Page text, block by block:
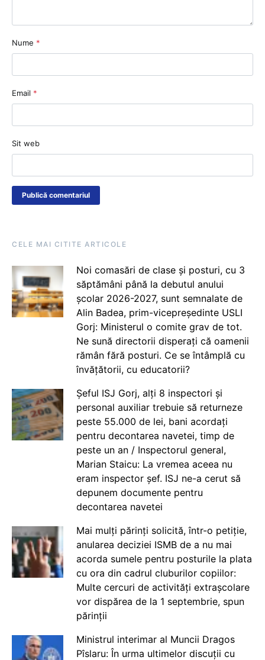
Nume *
Email *
Sit web
CELE MAI CITITE ARTICOLE
Noi comasări de clase și posturi, cu 3
săptămâni până la debutul anului
școlar 2026-2027, sunt semnalate de
Alin Badea, prim-vicepreședinte USLI
Gorj: Ministerul o comite grav de tot.
Ne sună directorii disperați că oamenii
rămân fără posturi. Ce se întâmplă cu
învățătorii, cu educatorii?
Șeful ISJ Gorj, alți 8 inspectori și
personal auxiliar trebuie să returneze
peste 55.000 de lei, bani acordați
pentru decontarea navetei, timp de
peste un an / Inspectorul general,
Marian Staicu: La vremea aceea nu
eram inspector șef. ISJ ne-a cerut să
depunem documente pentru
decontarea navetei
Mai mulți părinți solicită, într-o petiție,
anularea deciziei ISMB de a nu mai
acorda sumele pentru posturile la plata
cu ora din cadrul cluburilor copiilor:
Multe cercuri de activități extrașcolare
vor dispărea de la 1 septembrie, spun
părinții
Ministrul interimar al Muncii Dragos
Pîslaru: În urma ultimelor discuții cu